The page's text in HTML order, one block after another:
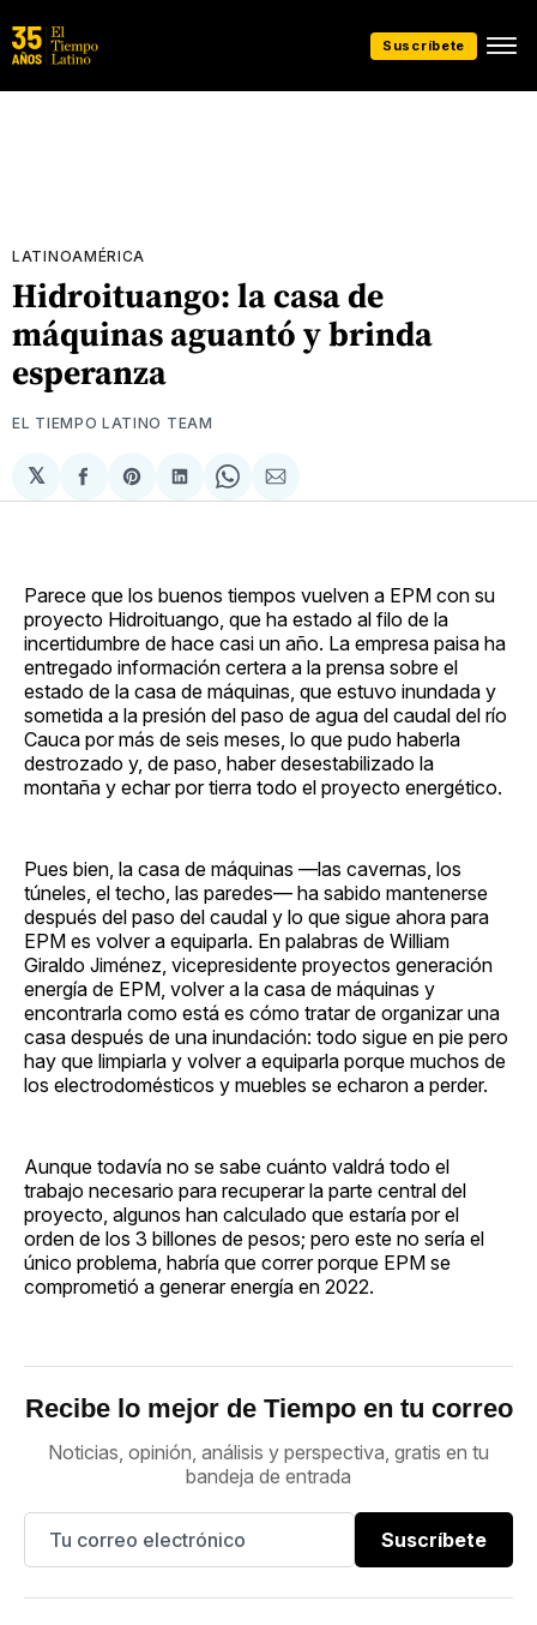
Suscríbete
LATINOAMÉRICA
Hidroituango: la casa de
máquinas aguantó y brinda
esperanza
EL TIEMPO LATINO TEAM
𝕏
Compartir
en
Share
on
Compartir
en
Share
on
Compartir
via
Parece que los buenos tiempos vuelven a EPM con su
proyecto Hidroituango, que ha estado al filo de la
incertidumbre de hace casi un año. La empresa paisa ha
entregado información certera a la prensa sobre el
estado de la casa de máquinas, que estuvo inundada y
sometida a la presión del paso de agua del caudal del río
Cauca por más de seis meses, lo que pudo haberla
destrozado y, de paso, haber desestabilizado la
montaña y echar por tierra todo el proyecto energético.
Pues bien, la casa de máquinas —las cavernas, los
túneles, el techo, las paredes— ha sabido mantenerse
después del paso del caudal y lo que sigue ahora para
EPM es volver a equiparla. En palabras de William
Giraldo Jiménez, vicepresidente proyectos generación
energía de EPM, volver a la casa de máquinas y
encontrarla como está es cómo tratar de organizar una
casa después de una inundación: todo sigue en pie pero
hay que limpiarla y volver a equiparla porque muchos de
los electrodomésticos y muebles se echaron a perder.
Aunque todavía no se sabe cuánto valdrá todo el
trabajo necesario para recuperar la parte central del
proyecto, algunos han calculado que estaría por el
orden de los 3 billones de pesos; pero este no sería el
único problema, habría que correr porque EPM se
comprometió a generar energía en 2022.
Recibe lo mejor de Tiempo en tu correo
Noticias, opinión, análisis y perspectiva, gratis en tu
bandeja de entrada
Suscríbete